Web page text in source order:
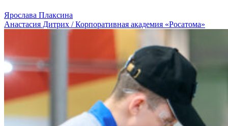
Ярослава Плаксина
Анастасия Дитрих / Корпоративная академия «Росатома»